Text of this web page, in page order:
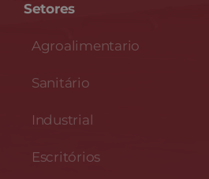
Setores
Agroalimentario
Sanitário
Industrial
Escritórios